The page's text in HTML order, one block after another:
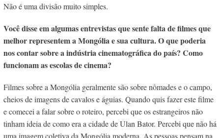
Não é uma divisão muito simples.
Você disse em algumas entrevistas que sente falta de filmes que
melhor representem a Mongólia e sua cultura. O que poderia
nos contar sobre a indústria cinematográfica do país? Como
funcionam as escolas de cinema?
Filmes sobre a Mongólia geralmente são sobre nômades e o campo,
cheios de imagens de cavalos e águias. Quando quis fazer este filme
e comecei a falar sobre o roteiro, percebi que os estrangeiros não
tinham ideia de como era a cidade de Ulan Bator. Percebi que não há
uma imagem coletiva da Mongólia moderna. As pessoas pensam na